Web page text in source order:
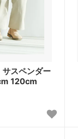
スペンダー
120cm